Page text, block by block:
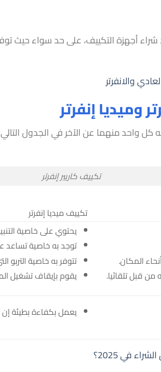
أجهزة التكييف، على حد سواء حيث
والانفرتر
وميديا إنفرتر
كل واحد منهما عن الآخر في الجدول
تكييف كاريير إنفرتر
تكييف ميديا إنفرتر
المكان.
قبل تلقائيا.
يحتوي على خاصية
توجد به خاصية تساعد
تتوفر به خاصية
يقوم بإيقاف تشغيل
يعمل بكفاءة بطيئة
في 2025؟